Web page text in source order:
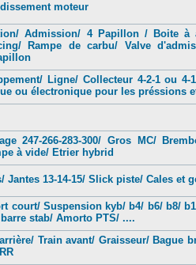
moteur
Admission/ 4 Papillon / Boite à
Rampe de carbu/ Valve
Ligne/ Collecteur 4-2-1 ou
ou électronique pour les préssions
247-266-283-300/ Gros MC/
à vide/ Etrier hybrid
Jantes 13-14-15/ Slick piste/ Cales et
court/ Suspension kyb/ b4/ b6/ b8/
stab/ Amorto PTS/ ....
Train avant/ Graisseur/ Bague